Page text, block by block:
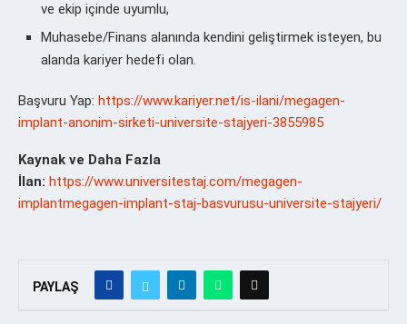
ve ekip içinde uyumlu,
Muhasebe/Finans alanında kendini geliştirmek isteyen, bu
alanda kariyer hedefi olan.
Başvuru Yap: https://www.kariyer.net/is-ilani/megagen-
implant-anonim-sirketi-universite-stajyeri-3855985
Kaynak ve Daha Fazla
İlan: https://www.universitestaj.com/megagen-
implantmegagen-implant-staj-basvurusu-universite-stajyeri/
PAYLAŞ